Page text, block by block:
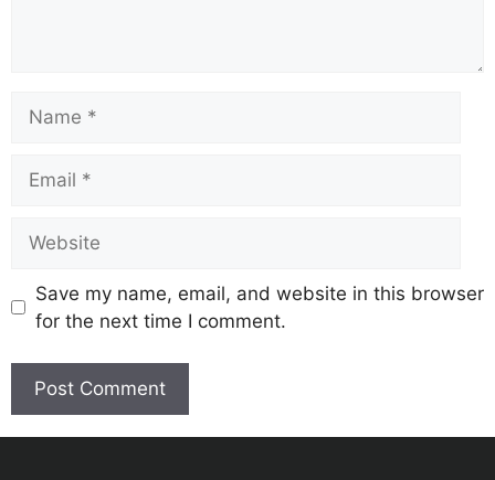
Save my name, email, and website in this browser
for the next time I comment.